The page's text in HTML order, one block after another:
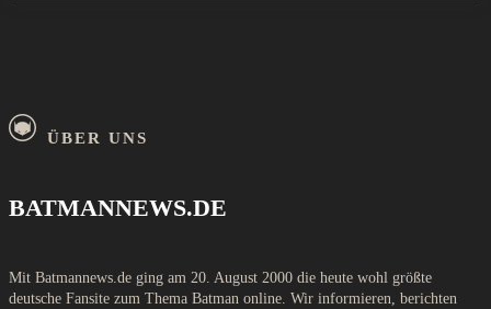
ÜBER UNS
BATMANNEWS.DE
Mit Batmannews.de ging am 20. August 2000 die heute wohl größte
deutsche Fansite zum Thema Batman online. Wir informieren, berichten